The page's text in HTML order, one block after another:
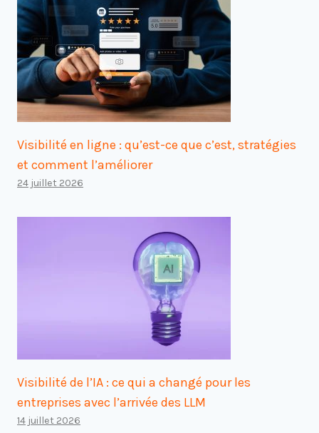
Visibilité en ligne : qu’est-ce que c’est, stratégies
et comment l’améliorer
24 juillet 2026
Visibilité de l’IA : ce qui a changé pour les
entreprises avec l’arrivée des LLM
14 juillet 2026